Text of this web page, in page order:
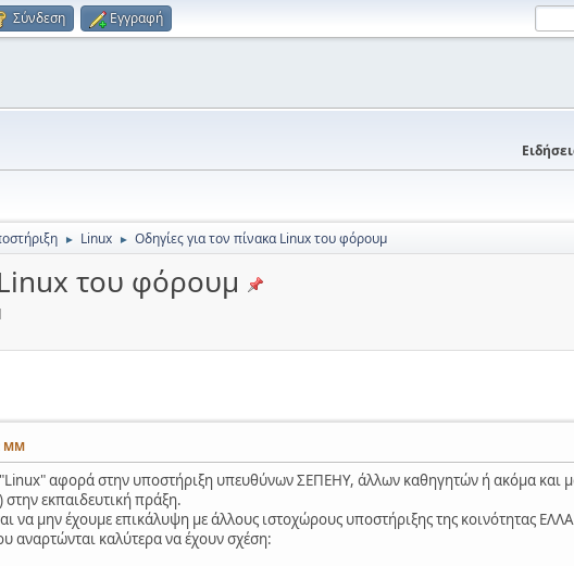
Σύνδεση Εγγραφή
► Linux ► Οδηγίες για τον πίνακα Linux του φόρουμ
του φόρουμ
ΜΜ
αφορά στην υποστήριξη υπευθύνων ΣΕΠΕΗΥ, άλλων καθηγητών ή ακόμα και
εκπαιδευτική πράξη.
να μην έχουμε επικάλυψη με άλλους ιστοχώρους υποστήριξης της κοινότητας
αναρτώνται καλύτερα να έχουν σχέση: